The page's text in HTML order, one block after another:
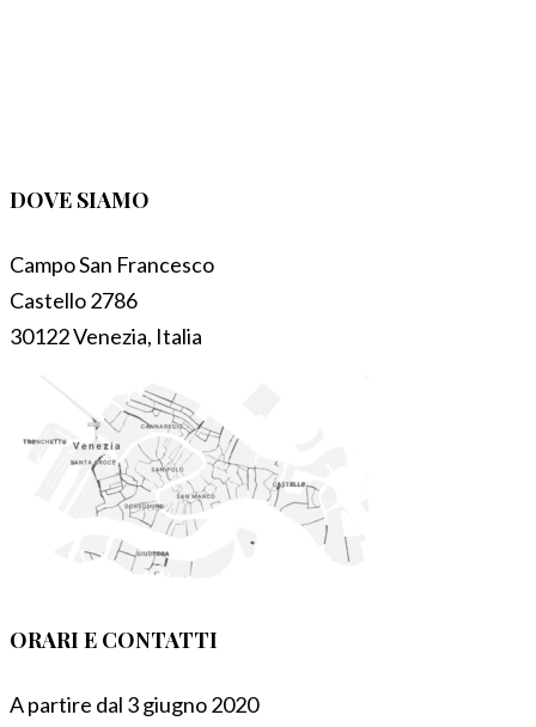
DOVE SIAMO
Campo San Francesco
Castello 2786
30122 Venezia, Italia
ORARI E CONTATTI
A partire dal 3 giugno 2020